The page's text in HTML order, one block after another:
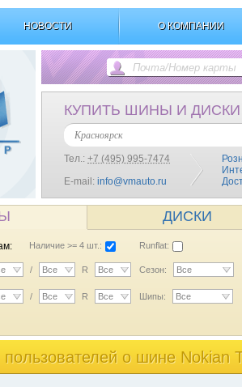
НОВОСТИ О КОМПАНИИ
КУПИТЬ ШИНЫ И ДИСКИ
Красноярск
Тел.: +7 (495) 995-7474
E-mail: info@vmauto.ru
ДИСКИ
Наличие >= 4 шт.: Runflat:
/ Все R Все Сезон: Все
/ Все R Все Шипы: Все
o шине Nokian